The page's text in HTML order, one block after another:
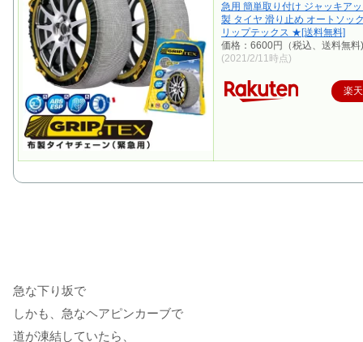
急用 簡単取り付け ジャッキア
製 タイヤ 滑り止め オートソッ
リップテックス ★[送料無料]
価格：6600円（税込、送料無料)
(2021/2/11時点)
楽
急な下り坂で
しかも、急なヘアピンカーブで
道が凍結していたら、